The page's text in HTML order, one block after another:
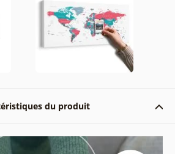
du produit